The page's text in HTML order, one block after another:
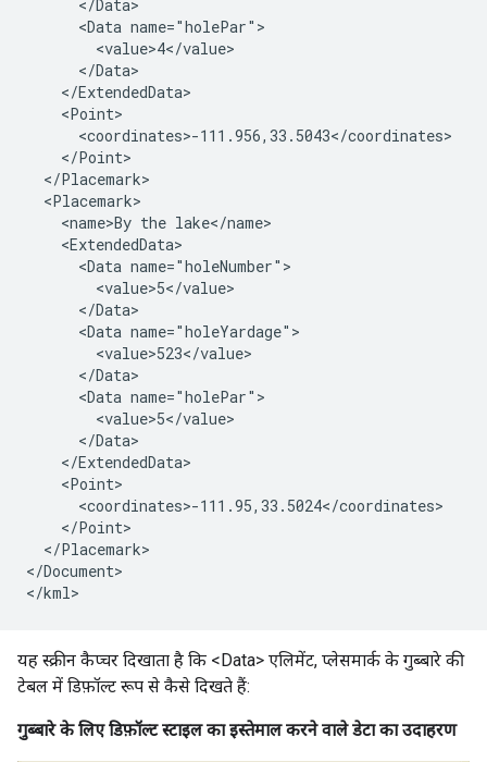
      </Data>
      <Data name="holePar">
        <value>4</value>
      </Data>
    </ExtendedData>
    <Point>
      <coordinates>-111.956,33.5043</coordinates>
    </Point>
  </Placemark>
  <Placemark>
    <name>By the lake</name>
    <ExtendedData>
      <Data name="holeNumber">
        <value>5</value>
      </Data>
      <Data name="holeYardage">
        <value>523</value>
      </Data>
      <Data name="holePar">
        <value>5</value>
      </Data>
    </ExtendedData>
    <Point>
      <coordinates>-111.95,33.5024</coordinates>
    </Point>
  </Placemark>
</Document>
</kml>
यह स्क्रीन कैप्चर दिखाता है कि <Data> एलिमेंट, प्लेसमार्क के गुब्बारे की
टेबल में डिफ़ॉल्ट रूप से कैसे दिखते हैं:
गुब्बारे के लिए डिफ़ॉल्ट स्टाइल का इस्तेमाल करने वाले डेटा का उदाहरण